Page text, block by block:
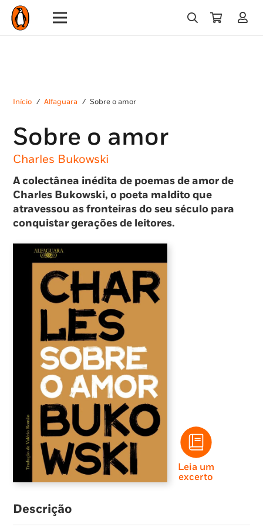
Início / Alfaguara / Sobre o amor
Sobre o amor
Charles Bukowski
A colectânea inédita de poemas de amor de
Charles Bukowski, o poeta maldito que
atravessou as fronteiras do seu século para
conquistar gerações de leitores.
Leia um
excerto
Descrição